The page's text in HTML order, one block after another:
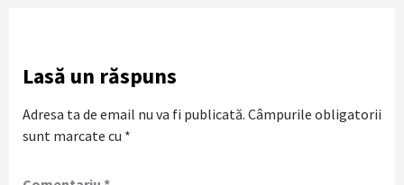
Lasă un răspuns
Adresa ta de email nu va fi publicată. Câmpurile obligatorii
sunt marcate cu *